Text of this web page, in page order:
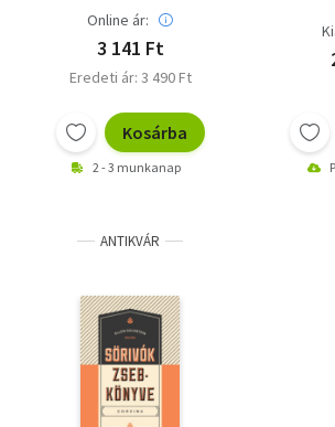
Online ár:
3 141 Ft
Eredeti ár: 3 490 Ft
Kosárba
2 - 3 munkanap
ANTIKVÁR